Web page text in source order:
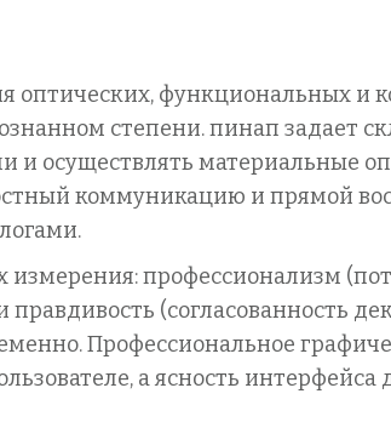
оптических, функциональных и
степени. пинап задает
осуществлять материальные
коммуникацию и прямой
профессионализм
(согласованность
Профессиональное
а ясность интерфейса